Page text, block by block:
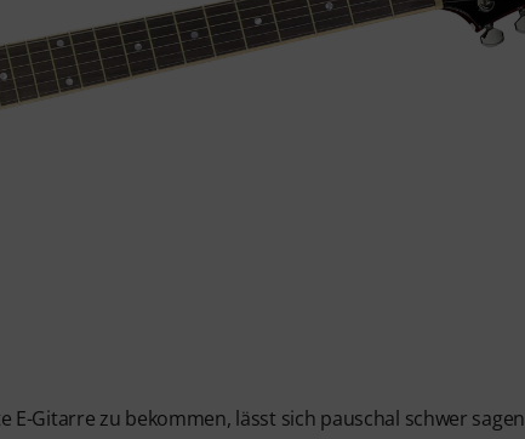
Gitarre zu bekommen, lässt sich pauschal schwer sagen